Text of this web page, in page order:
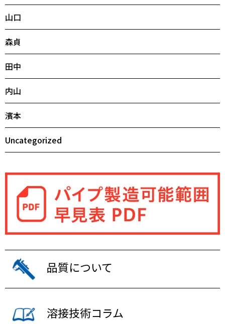
山口
森貞
田中
内山
濱本
Uncategorized
品質について
溶接技術コラム